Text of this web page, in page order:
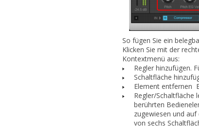
So fügen Sie ein
Klicken Sie mit der
Kontextmenü aus:
Regler hinzufügen.
Schaltfläche
Element entfernen
Regler/Schaltfläche
berührten
zugewiesen und
von sechs